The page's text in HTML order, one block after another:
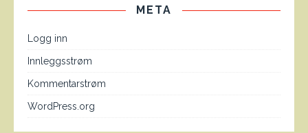
META
Logg inn
Innleggsstrøm
Kommentarstrøm
WordPress.org